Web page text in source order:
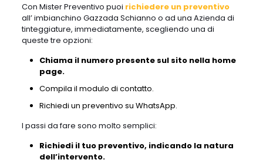
Con Mister Preventivo puoi richiedere un preventivo
all’ imbianchino Gazzada Schianno o ad una Azienda di
tinteggiature, immediatamente, scegliendo una di
queste tre opzioni:
Chiama il numero presente sul sito nella home
page.
Compila il modulo di contatto.
Richiedi un preventivo su WhatsApp.
I passi da fare sono molto semplici:
Richiedi il tuo preventivo, indicando la natura
dell’intervento.